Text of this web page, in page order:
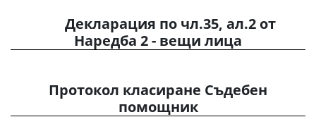
Декларация по чл.35, ал.2 от
Наредба 2 - вещи лица
Протокол класиране Съдебен
помощник